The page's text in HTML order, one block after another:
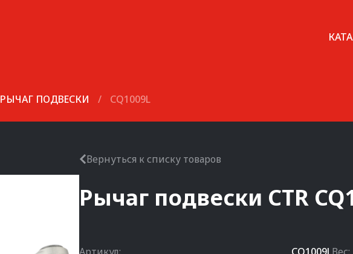
РЫЧАГ ПОДВЕСКИ / CQ1009L
Вернуться к списку товаров
Рычаг подвески CTR